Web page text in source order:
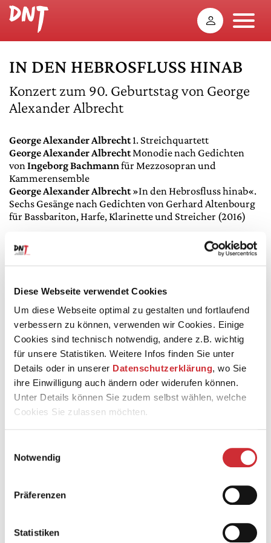
Diese Webseite verwendet Cookies
Um diese Webseite optimal zu gestalten und fortlaufend
verbessern zu können, verwenden wir Cookies. Einige
Cookies sind technisch notwendig, andere z.B. wichtig
für unsere Statistiken. Weitere Infos finden Sie unter
Details oder in unserer Datenschutzerklärung, wo Sie
ihre Einwilligung auch ändern oder widerufen können.
Unter Details können Sie zudem selbst wählen, welche
Cookies Sie zulassen möchten.
Notwendig
Präferenzen
Statistiken
IN DEN HEBROSFLUSS HINAB
Konzert zum 90. Geburtstag von George
Alexander Albrecht
George Alexander Albrecht1. Streichquartett
George Alexander AlbrechtMonodie nach Gedichten
vonIngeborg Bachmannfür Mezzosopran und
Kammerensemble
George Alexander Albrecht»In den Hebrosfluss hinab«.
Sechs Gesänge nach Gedichten von Gerhard Altenbourg
für Bassbariton, Harfe, Klarinette und Streicher (2016)
Alexander Albrecht, der am 15. Februar seinen 90.
kammermusikalische Bekenntniswerke aus seinem
reichen kompositorischen Schaffen. Dem 1957
entstandenen 1. Streichquartett stehen die Gesänge »In
den Hebrosfluss hinab« gegenüber, die Albrecht 2015 aus
einem wahrhaft inneren Brennen nach dem Erleben von
Gedichten Gerhard Altenbourgs niederschrieb.
Entstanden sind Gesänge, die, so der Komponist selbst,
»drastisch-grotesk, zum Teil unverständlich und Da-da-
nah, auch skurril-humoristisch daherkommen. Dennoch
komponierte Monodie auf zwei Gedichte von Ingeborg
Bachmann zur Uraufführung. Faszinierende Musik, im
sehr besonderen Menschen George Alexander Albrecht,